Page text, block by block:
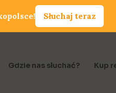
Gdzie nas słuchać? Kup
Słuchaj teraz